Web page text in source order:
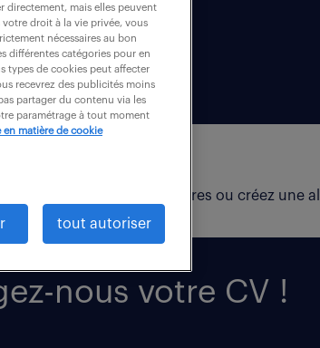
Modifiez vos critères ou créez une
nous votre CV !
directement, mais elles peuvent
droit à la vie privée, vous
nécessaires au bon
différentes catégories pour en
types de cookies peut affecter
recevrez des publicités moins
partager du contenu via les
paramétrage à tout moment
en matière de cookie
tout autoriser